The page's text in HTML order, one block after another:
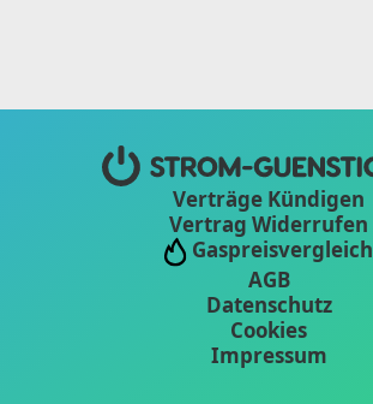
Verträge Kündigen
Vertrag Widerrufen
Gaspreisvergleich
AGB
Datenschutz
Cookies
Impressum